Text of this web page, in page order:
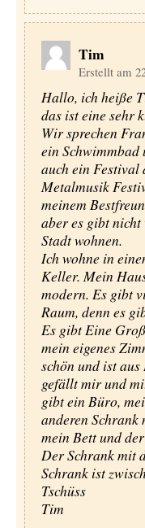
Tim
Erstellt am
Hallo, ich heiße
das ist eine sehr
Wir sprechen
ein
auch ein Festival
Metalmusik
meinem
aber es gibt nicht
Stadt wohnen.
Ich wohne in
Keller. Mein
modern. Es gibt
Raum, denn es
Es gibt Eine
mein eigenes
schön und ist
gefällt mir und
gibt ein Büro,
anderen
mein Bett und
Der Schrank mit
Schrank ist
Tschüss
Tim